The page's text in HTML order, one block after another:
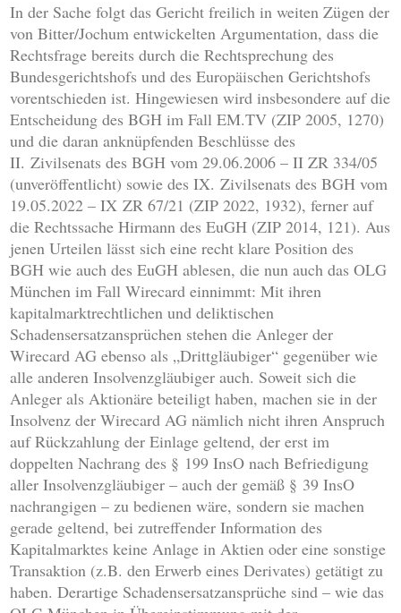
In der Sache folgt das Gericht freilich in weiten Zügen der
von Bitter/Jochum entwickelten Argumentation, dass die
Rechtsfrage bereits durch die Rechtsprechung des
Bundesgerichtshofs und des Europäischen Gerichtshofs
vorentschieden ist. Hingewiesen wird insbesondere auf die
Entscheidung des BGH im Fall EM.TV (ZIP 2005, 1270)
und die daran anknüpfenden Beschlüsse des
II. Zivilsenats des BGH vom 29.06.2006 – II ZR 334/05
(unveröffentlicht) sowie des IX. Zivilsenats des BGH vom
19.05.2022 – IX ZR 67/21 (ZIP 2022, 1932), ferner auf
die Rechtssache Hirmann des EuGH (ZIP 2014, 121). Aus
jenen Urteilen lässt sich eine recht klare Position des
BGH wie auch des EuGH ablesen, die nun auch das OLG
München im Fall Wirecard einnimmt: Mit ihren
kapitalmarktrechtlichen und deliktischen
Schadensersatzansprüchen stehen die Anleger der
Wirecard AG ebenso als „Drittgläubiger“ gegenüber wie
alle anderen Insolvenzgläubiger auch. Soweit sich die
Anleger als Aktionäre beteiligt haben, machen sie in der
Insolvenz der Wirecard AG nämlich nicht ihren Anspruch
auf Rückzahlung der Einlage geltend, der erst im
doppelten Nachrang des § 199 InsO nach Befriedigung
aller Insolvenzgläubiger – auch der gemäß § 39 InsO
nachrangigen – zu bedienen wäre, sondern sie machen
gerade geltend, bei zutreffender Information des
Kapitalmarktes keine Anlage in Aktien oder eine sonstige
Transaktion (z.B. den Erwerb eines Derivates) getätigt zu
haben. Derartige Schadensersatzansprüche sind – wie das